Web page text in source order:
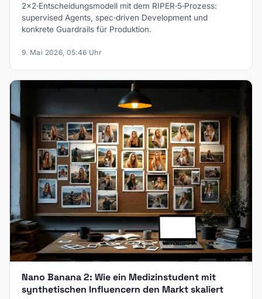
2×2‑Entscheidungsmodell mit dem RIPER‑5‑Prozess:
supervised Agents, spec‑driven Development und
konkrete Guardrails für Produktion.
9. Mai 2026, 05:46 Uhr
Nano Banana 2: Wie ein Medizinstudent mit
synthetischen Influencern den Markt skaliert